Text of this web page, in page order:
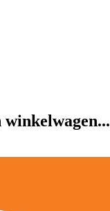
winkelwagen...